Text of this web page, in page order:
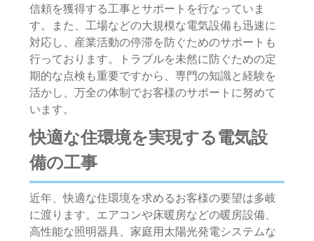
信頼を獲得する工事とサポートを行なっていま
す。また、工場などの大規模な電気設備も迅速に
対応し、産業活動の停滞を防ぐためのサポートも
行っております。トラブルを未然に防ぐための定
期的な点検も重要ですから、専門の知識と経験を
活かし、万全の体制でお客様のサポートに努めて
います。
快適な住環境を実現する電気設
備の工事
近年、快適な住環境を求めるお客様の要望は多岐
に渡ります。エアコンや床暖房などの暖房設備、
高性能な照明器具、家庭用太陽光発電システムな